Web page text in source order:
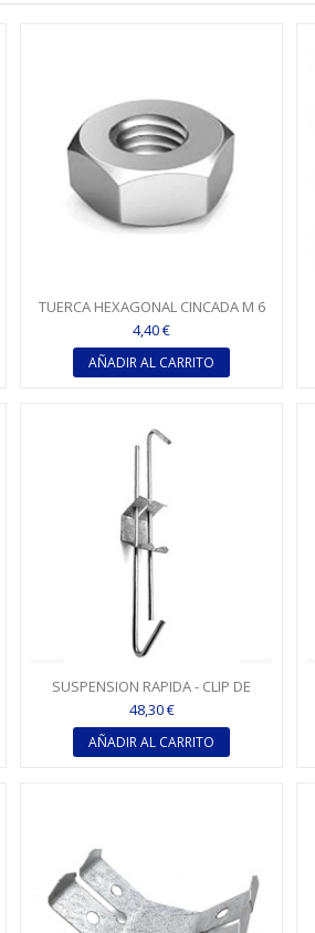
TUERCA HEXAGONAL CINCADA M 6
(DIN-934)
4,40 €
AÑADIR AL CARRITO
SUSPENSION RAPIDA - CLIP DE
CUELGUE 300 X 600 MM
48,30 €
AÑADIR AL CARRITO